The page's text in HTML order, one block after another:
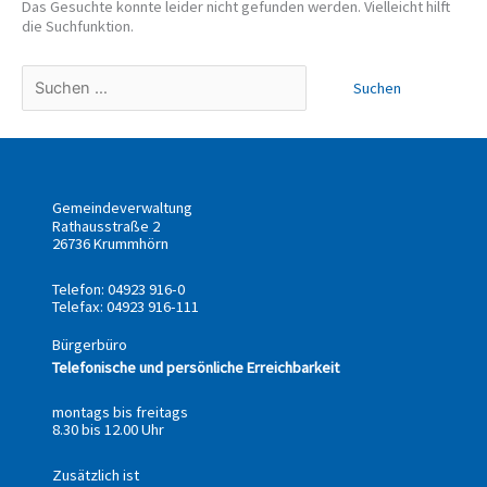
Das Gesuchte konnte leider nicht gefunden werden. Vielleicht hilft
die Suchfunktion.
Gemeindeverwaltung
Rathausstraße 2
26736 Krummhörn
Telefon: 04923 916-0
Telefax: 04923 916-111
Bürgerbüro
Telefonische und persönliche Erreichbarkeit
montags bis freitags
8.30 bis 12.00 Uhr
Zusätzlich ist